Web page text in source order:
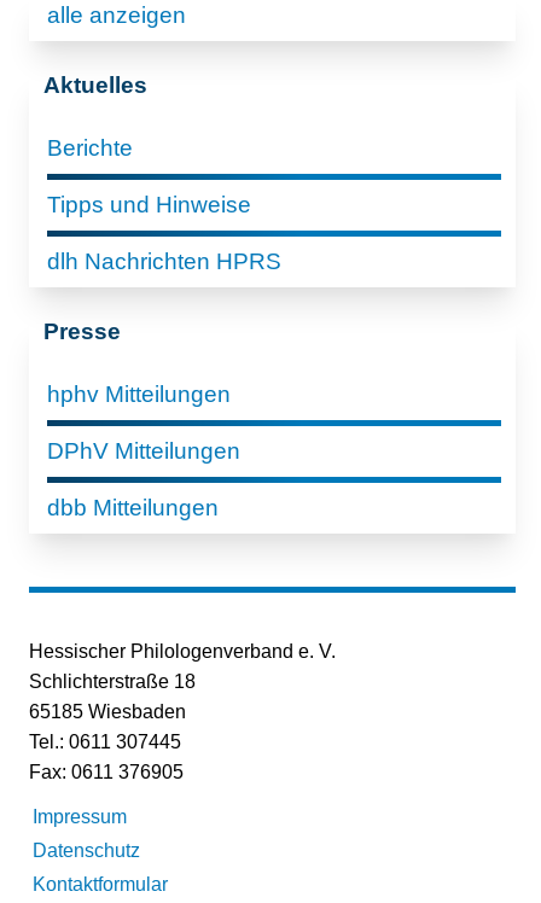
alle anzeigen
Aktuelles
Berichte
Tipps und Hinweise
dlh Nachrichten HPRS
Presse
hphv Mitteilungen
DPhV Mitteilungen
dbb Mitteilungen
Hessischer Philologenverband e. V.
Schlichterstraße 18
65185 Wiesbaden
Tel.: 0611 307445
Fax: 0611 376905
Impressum
Datenschutz
Kontaktformular